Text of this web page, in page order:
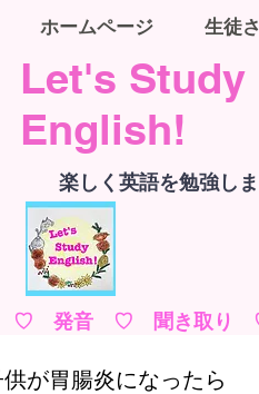
Let's Study
English!
楽しく英語を勉強し
♡ 発音 ♡ 聞き取り
ホームページ 生徒
が胃腸炎になったら